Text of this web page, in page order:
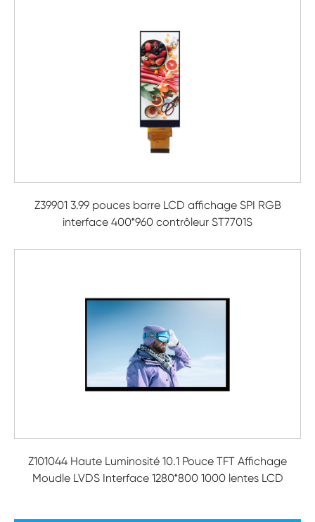
Z39901 3.99 pouces barre LCD affichage SPI RGB
interface 400*960 contrôleur ST7701S
Z101044 Haute Luminosité 10.1 Pouce TFT Affichage
Moudle LVDS Interface 1280*800 1000 lentes LCD